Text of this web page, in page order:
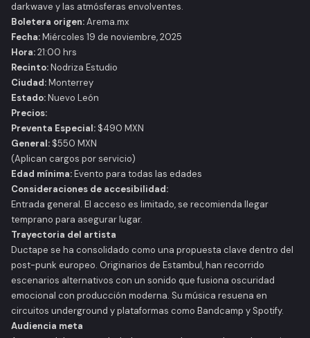
darkwave y las atmósferas envolventes.
Boletera origen:Arema.mx
Fecha:Miércoles 19 de noviembre, 2025
Hora:21:00 hrs
Recinto:Nodriza Estudio
Ciudad:Monterrey
Estado:Nuevo León
Precios:
Preventa Especial: $490 MXN
General: $550 MXN
(Aplican cargos por servicio)
Edad mínima:Evento para todas las edades
Consideraciones de accesibilidad:
Entrada general. El acceso es limitado, se recomienda llegar
temprano para asegurar lugar.
Trayectoria del artista
Ductape se ha consolidado como una propuesta clave dentro del
post-punk europeo. Originarios de Estambul, han recorrido
escenarios alternativos con un sonido que fusiona oscuridad
emocional con producción moderna. Su música resuena en
circuitos underground y plataformas como Bandcamp y Spotify.
Audiencia meta